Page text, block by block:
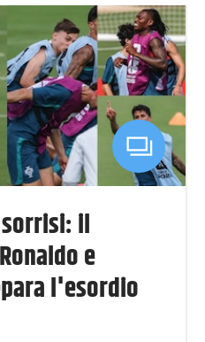
il
e
l'esordio